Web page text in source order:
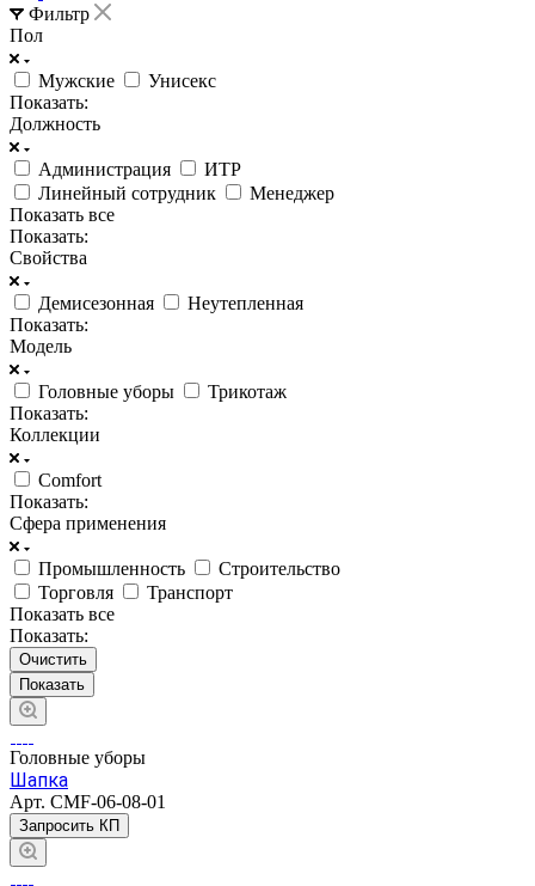
Фильтр
Пол
Мужские
Унисекс
Показать:
Должность
Администрация
ИТР
Линейный сотрудник
Менеджер
Показать все
Показать:
Свойства
Демисезонная
Неутепленная
Показать:
Модель
Головные уборы
Трикотаж
Показать:
Коллекции
Comfort
Показать:
Сфера применения
Промышленность
Строительство
Торговля
Транспорт
Показать все
Показать:
Очистить
Головные уборы
Шапка
Арт. CMF-06-08-01
Запросить КП